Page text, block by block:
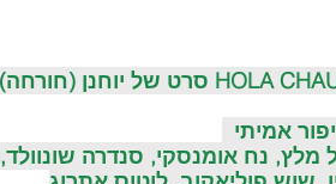
אמיתי
מלץ, נח אומנסקי, סנדרה שונוולד,